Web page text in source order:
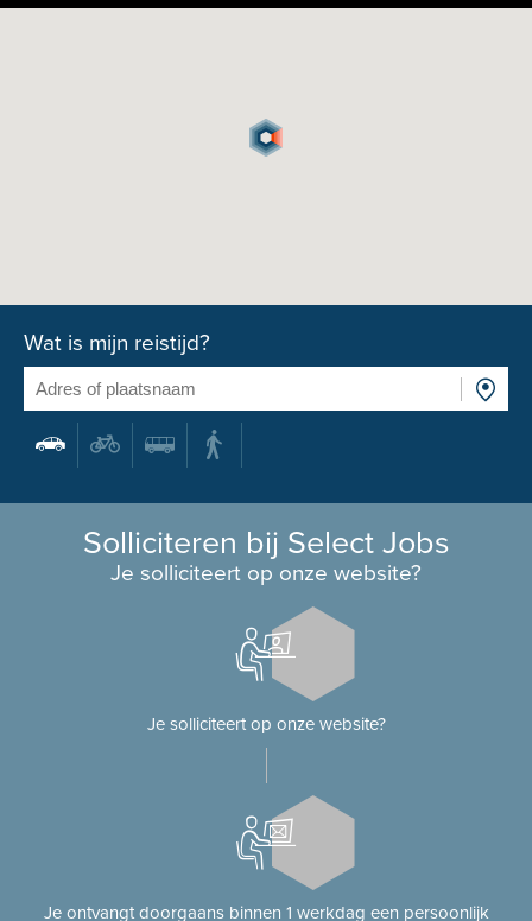
Wat is mijn reistijd?
Solliciteren bij Select Jobs
Je solliciteert op onze website?
Je solliciteert op onze website?
Je ontvangt doorgaans binnen 1 werkdag een persoonlijk